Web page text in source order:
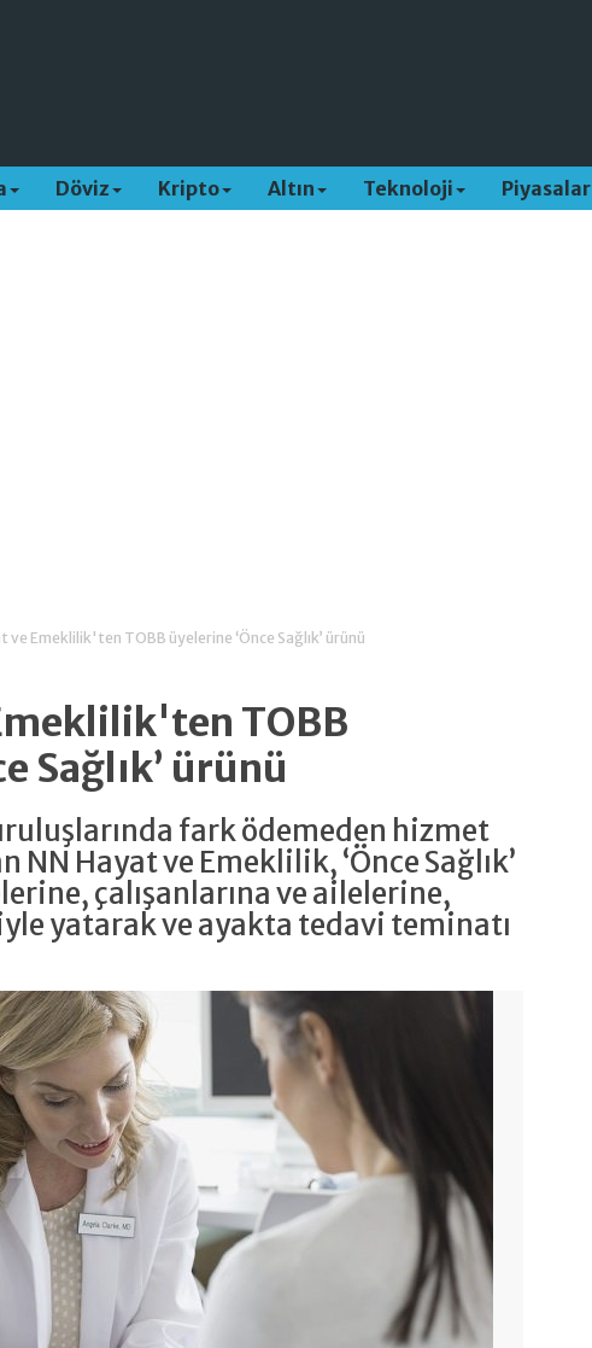
Döviz Kripto Altın Teknoloji Piyasalar
ve Emeklilik'ten TOBB üyelerine ‘Önce Sağlık’ ürünü
TOBB
Sağlık’ ürünü
fark ödemeden hizmet
NN Hayat ve Emeklilik, ‘Önce Sağlık’
çalışanlarına ve ailelerine,
yatarak ve ayakta tedavi teminatı